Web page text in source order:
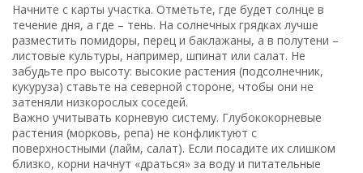
Начните с карты участка. Отметьте, где будет солнце в
течение дня, а где – тень. На солнечных грядках лучше
разместить помидоры, перец и баклажаны, а в полутени –
листовые культуры, например, шпинат или салат. Не
забудьте про высоту: высокие растения (подсолнечник,
кукуруза) ставьте на северной стороне, чтобы они не
затеняли низкорослых соседей.
Важно учитывать корневую систему. Глубококорневые
растения (морковь, репа) не конфликтуют с
поверхностными (лайм, салат). Если посадите их слишком
близко, корни начнут «драться» за воду и питательные